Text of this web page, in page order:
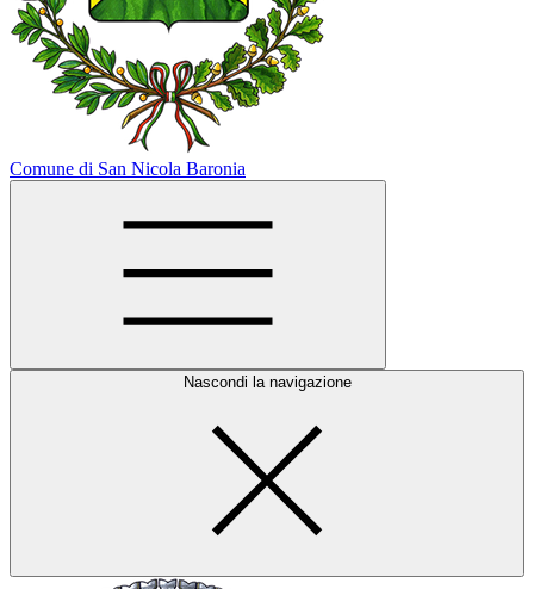
Comune di San Nicola Baronia
Nascondi la navigazione